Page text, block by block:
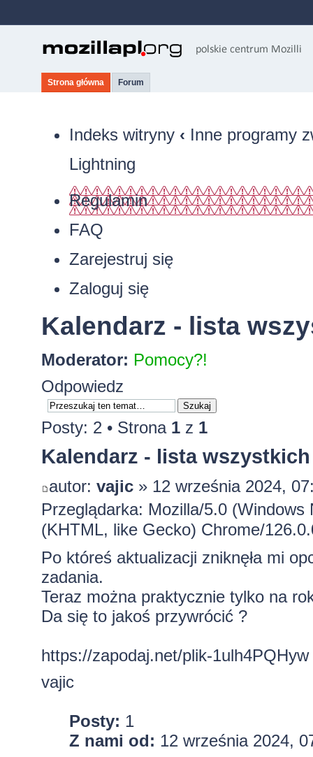
Strona główna Forum
Indeks witryny ‹ Inne programy
Lightning
Regulamin
FAQ
Zarejestruj się
Zaloguj się
Kalendarz - lista
Moderator: Pomocy?!
Odpowiedz
Posty: 2 • Strona 1z 1
Kalendarz - lista
autor: vajic» 12 września 2024,
Przeglądarka: Mozilla/5.0
(KHTML, like Gecko) Chrome/
Po któreś aktualizacji zniknęła mi
zadania.
Teraz można praktycznie tylko na
Da się to jakoś przywrócić ?
https://zapodaj.net/plik-1ulh4PQHyw
vajic
Posty: 1
Z nami od: 12 września 2024,